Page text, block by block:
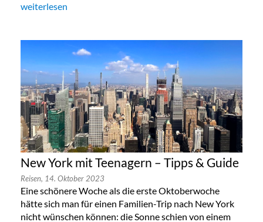
„Lala Berlin Flash Sale in München 24. bis 26.Oktober 2023“
weiterlesen
New York mit Teenagern – Tipps & Guide
Reisen, 14. Oktober 2023
Eine schönere Woche als die erste Oktoberwoche
hätte sich man für einen Familien-Trip nach New York
nicht wünschen können: die Sonne schien von einem